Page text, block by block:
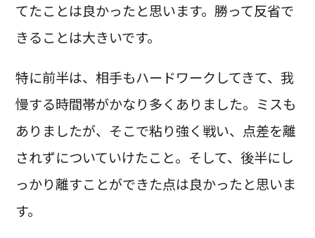
てたことは良かったと思います。勝って反省で
きることは大きいです。
特に前半は、相手もハードワークしてきて、我
慢する時間帯がかなり多くありました。ミスも
ありましたが、そこで粘り強く戦い、点差を離
されずについていけたこと。そして、後半にし
っかり離すことができた点は良かったと思いま
す。